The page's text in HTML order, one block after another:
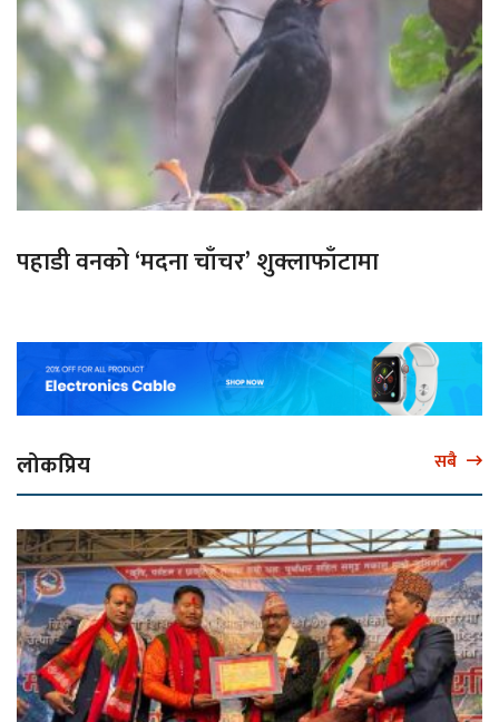
पहाडी वनको ‘मदना चाँचर’ शुक्लाफाँटामा
लोकप्रिय सबै